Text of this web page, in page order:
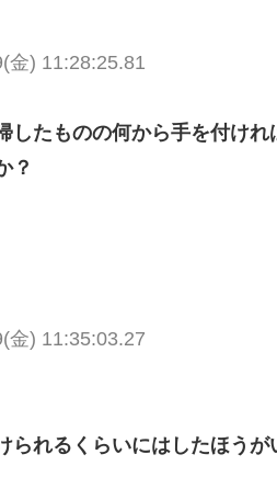
金) 11:28:25.81
したものの何から手を付け
？
金) 11:35:03.27
られるくらいにはしたほうが